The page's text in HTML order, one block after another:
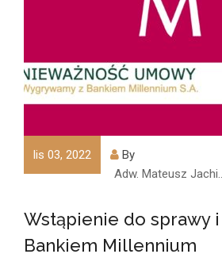
lis 03, 2022
By
Adw. Mateusz
Wstąpienie do sprawy
Bankiem Millennium